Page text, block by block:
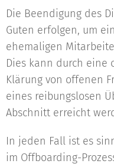
Die Beendigung des
Guten erfolgen, um
ehemaligen
Dies kann durch eine
Klärung von offenen
eines reibungslosen
Abschnitt erreicht
In jeden Fall ist es
im Offboarding-